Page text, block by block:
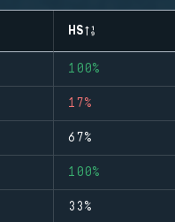
HS
100%
17%
67%
100%
33%